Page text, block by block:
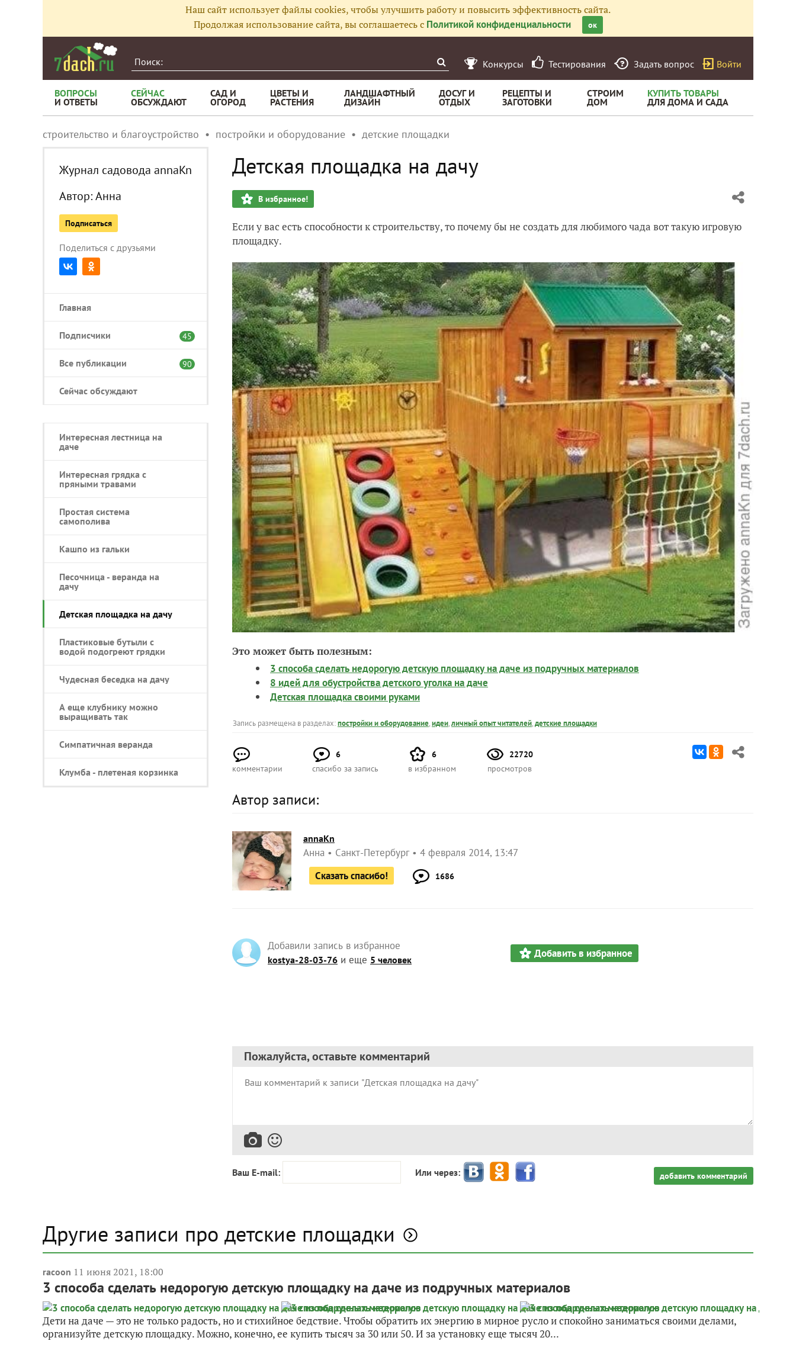
Наш сайт использует файлы cookies, чтобы улучшить работу и повысить эффективность сайта.
Продолжая использование сайта, вы соглашаетесь с Политикой конфиденциальности ок
Конкурсы Тестирования Задать вопрос Войти
ВОПРОСЫ
И ОТВЕТЫ
СЕЙЧАС
ОБСУЖДАЮТ
САД И
ОГОРОД
ЦВЕТЫ И
РАСТЕНИЯ
ЛАНДШАФТНЫЙ
ДИЗАЙН
ДОСУГ И
ОТДЫХ
РЕЦЕПТЫ И
ЗАГОТОВКИ
СТРОИМ
ДОМ
КУПИТЬ ТОВАРЫ
ДЛЯ ДОМА И САДА
строительство и благоустройство постройки и оборудование детские площадки
Журнал садовода annaKn
Автор:Анна
Подписаться
Поделиться с друзьями
Главная
Подписчики 45
Все публикации 90
Сейчас обсуждают
Интересная лестница на
даче
Интересная грядка с
пряными травами
Простая система
самополива
Кашпо из гальки
Песочница - веранда на
дачу
Детская площадка на дачу
Пластиковые бутыли с
водой подогреют грядки
Чудесная беседка на дачу
А еще клубнику можно
выращивать так
Симпатичная веранда
Клумба - плетеная корзинка
Детская площадка на дачу
В избранное!
Если у вас есть способности к строительству, то почему бы не создать для любимого чада вот такую игровую
площадку.
Это может быть полезным:
3 способа сделать недорогую детскую площадку на даче из подручных материалов
8 идей для обустройства детского уголка на даче
Детская площадка своими руками
Запись размещена в разделах:постройки и оборудование,идеи,личный опыт читателей,детские площадки
комментарии
6
спасибо за запись
6
в избранном
22720
просмотров
Автор записи:
annaKn
Анна Санкт-Петербург
4 февраля 2014, 13:47
Сказать спасибо!
1686
Добавили запись в избранное
kostya-28-03-76 и еще 5 человек Добавить в избранное
Пожалуйста, оставьте комментарий
Ваш E-mail: Или через: добавить комментарий
Другие записи про детские площадки
racoon 11 июня 2021, 18:00
3 способа сделать недорогую детскую площадку на даче из подручных материалов
Дети на даче — это не только радость, но и стихийное бедствие. Чтобы обратить их энергию в мирное русло и спокойно заниматься своими делами,
организуйте детскую площадку. Можно, конечно, ее купить тысяч за 30 или 50. И за установку еще тысяч 20...